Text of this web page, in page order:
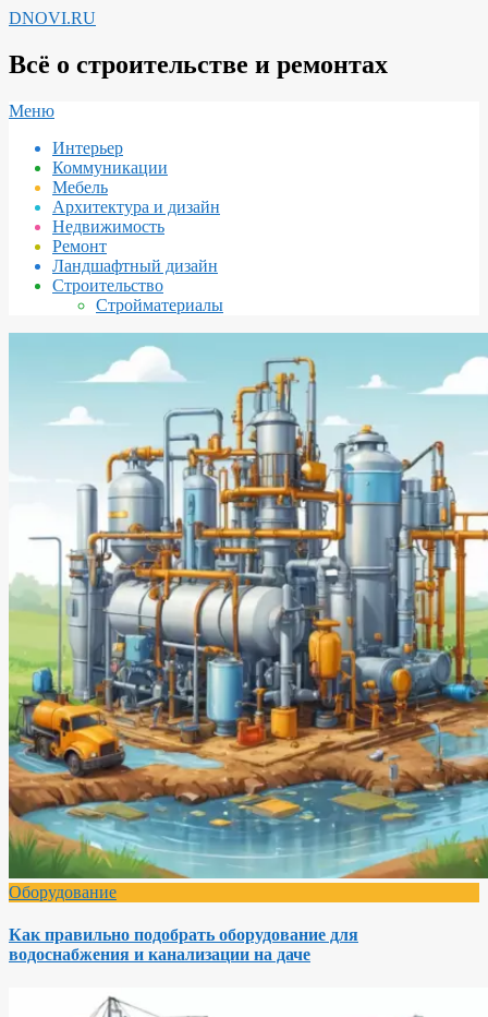
Перейти
содержимому
DNOVI.RU
Всё о строительстве и ремонтах
Вторичное
навигации
Меню
Интерьер
Коммуникации
Мебель
Архитектура и дизайн
Недвижимость
Ремонт
Ландшафтный дизайн
Строительство
Стройматериалы
Оборудование
Как правильно подобрать оборудование для
водоснабжения и канализации на даче